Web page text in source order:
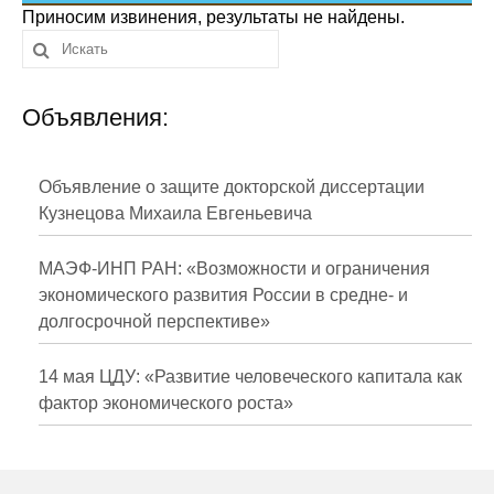
Сотрудники
Отчетность
Противодействие коррупции
Публикации
Научная жизнь
Издания
Проблемы прогнозирования
О журнале
Приносим извинения, результаты не найдены.
Объявления:
Объявление о защите докторской диссертации
Кузнецова Михаила Евгеньевича
МАЭФ-ИНП РАН: «Возможности и ограничения
экономического развития России в средне- и
долгосрочной перспективе»
14 мая ЦДУ: «Развитие человеческого капитала как
фактор экономического роста»